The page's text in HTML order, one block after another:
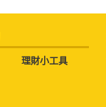
理財小工具